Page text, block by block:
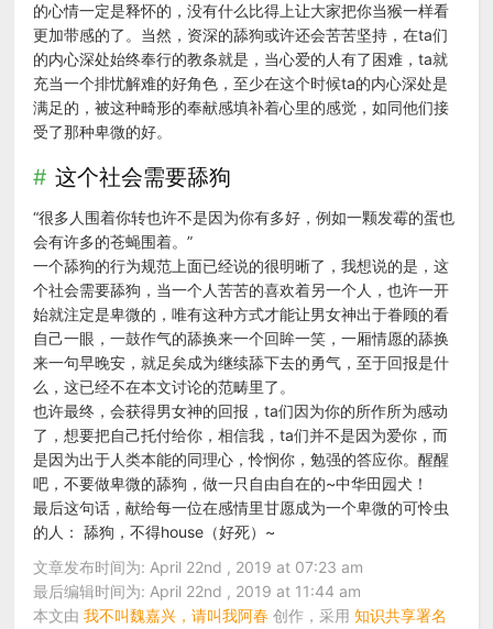
的心情一定是释怀的，没有什么比得上让大家把你当猴一样看
更加带感的了。当然，资深的舔狗或许还会苦苦坚持，在ta们
的内心深处始终奉行的教条就是，当心爱的人有了困难，ta就
充当一个排忧解难的好角色，至少在这个时候ta的内心深处是
满足的，被这种畸形的奉献感填补着心里的感觉，如同他们接
受了那种卑微的好。
这个社会需要舔狗
“很多人围着你转也许不是因为你有多好，例如一颗发霉的蛋也
会有许多的苍蝇围着。”
一个舔狗的行为规范上面已经说的很明晰了，我想说的是，这
个社会需要舔狗，当一个人苦苦的喜欢着另一个人，也许一开
始就注定是卑微的，唯有这种方式才能让男女神出于眷顾的看
自己一眼，一鼓作气的舔换来一个回眸一笑，一厢情愿的舔换
来一句早晚安，就足矣成为继续舔下去的勇气，至于回报是什
么，这已经不在本文讨论的范畴里了。
也许最终，会获得男女神的回报，ta们因为你的所作所为感动
了，想要把自己托付给你，相信我，ta们并不是因为爱你，而
是因为出于人类本能的同理心，怜悯你，勉强的答应你。醒醒
吧，不要做卑微的舔狗，做一只自由自在的~中华田园犬！
最后这句话，献给每一位在感情里甘愿成为一个卑微的可怜虫
的人： 舔狗，不得house（好死）~
文章发布时间为: April 22nd , 2019 at 07:23 am
最后编辑时间为: April 22nd , 2019 at 11:44 am
本文由我不叫魏嘉兴，请叫我阿春 创作，采用知识共享署名